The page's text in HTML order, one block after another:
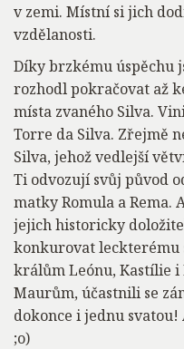
v zemi. Místní si jich
vzdělanosti.
Díky brzkému úspěchu
rozhodl pokračovat až
místa zvaného Silva.
Torre da Silva. Zřejmě
Silva, jehož vedlejší
Ti odvozují svůj původ
matky Romula a Rema.
jejich historicky
konkurovat leckterému
králům Leónu, Kastílie
Maurům, účastnili se
dokonce i jednu svatou!
;o)